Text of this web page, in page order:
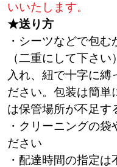
いいたします。
★送り方
・シーツなどで包
（二重にして下さ
入れ、紐で十字に縛
ださい。包装は簡単
は保管場所が不足す
・クリーニングの
ださい
・配達時間の指定は